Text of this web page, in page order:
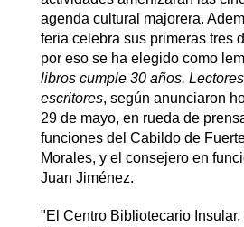
agenda cultural majorera.
feria celebra sus primeras tres
por eso se ha elegido como
libros cumple 30 años.
escritores, según anunciaron
29 de mayo, en rueda de
funciones del Cabildo de
Morales, y el consejero en
Juan Jiménez.
"El Centro Bibliotecario